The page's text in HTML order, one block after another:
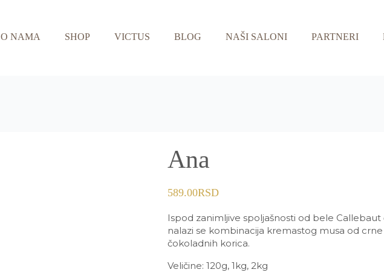
O NAMA SHOP VICTUS BLOG NAŠI SALONI PARTNERI
Ana
589.00RSD
Ispod zanimljive spoljašnosti od bele
nalazi se kombinacija kremastog musa od
čokoladnih korica.
Veličine: 120g, 1kg, 2kg